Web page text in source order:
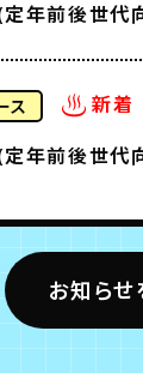
定年前後世
ス
新着
定年前後世
お知らせ